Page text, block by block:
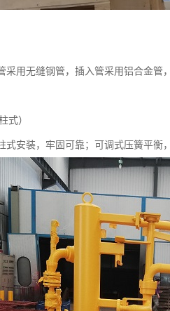
采用无缝钢管，插入管采用铝合金管
式）
安装，牢固可靠；可调式压簧平衡